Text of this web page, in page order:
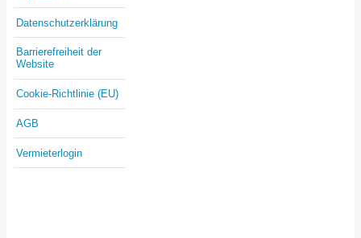
Datenschutzerklärung
Barrierefreiheit der
Website
Cookie-Richtlinie (EU)
AGB
Vermieterlogin